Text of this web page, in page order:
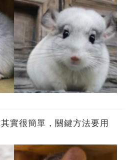
實很簡單，關鍵方法要用